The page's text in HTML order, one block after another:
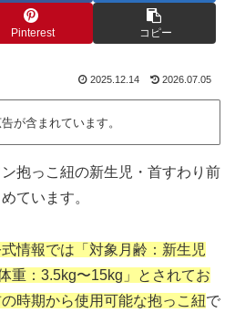
Pinterest コピー
2025.12.14 2026.07.05
が含まれています。
抱っこ紐の新生児・首すわり前
ています。
情報では「対象月齢：新生児
重：3.5kg〜15kg」とされてお
時期から使用可能な抱っこ紐で